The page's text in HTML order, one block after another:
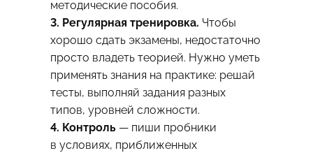
методические пособия.
3. Регулярная тренировка. Чтобы
хорошо сдать экзамены, недостаточно
просто владеть теорией. Нужно уметь
применять знания на практике: решай
тесты, выполняй задания разных
типов, уровней сложности.
4. Контроль — пиши пробники
в условиях, приближенных